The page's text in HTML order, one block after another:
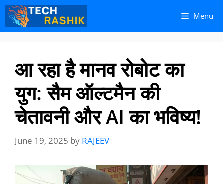
Skip
content
Skip
content
Menu
आ रहा है मानव रोबोट का
युग: सैम ऑल्टमैन की
चेतावनी और AI का भविष्य!
June 19, 2025 by RAJEEV